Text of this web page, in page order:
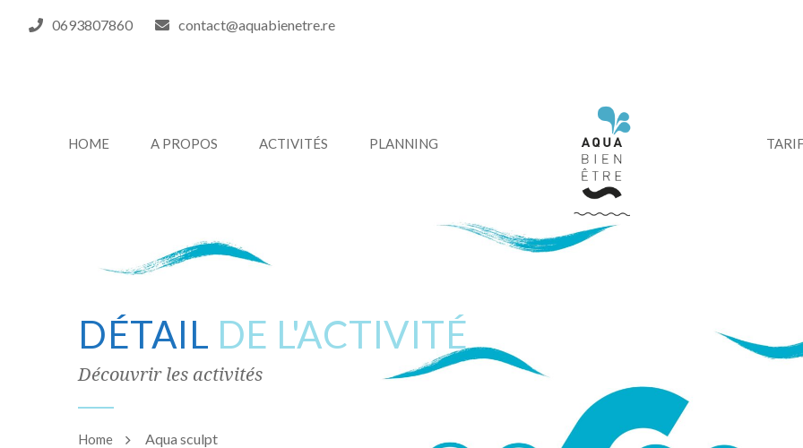
0693807860 contact@aquabienetre.re
HOME A PROPOS ACTIVITÉS PLANNING
DÉTAIL DE L'ACTIVITÉ
Découvrir les activités
Home Aqua sculpt